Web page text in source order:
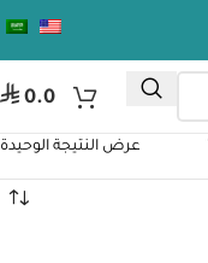
⃁ 0.0
عرض النتيجة الوحيدة